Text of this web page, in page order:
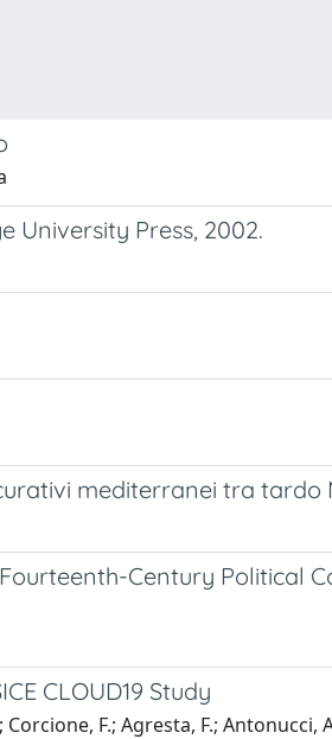
University Press, 2002.
mediterranei tra
Century Political
CLOUD19 Study
F.; Agresta, F.;